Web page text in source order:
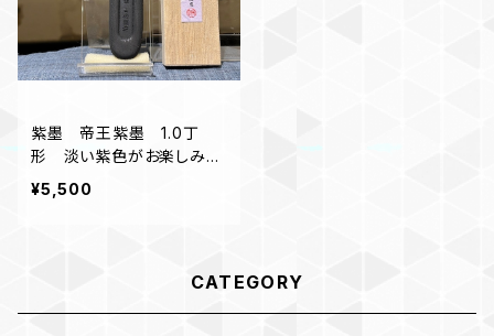
紫墨 帝王紫墨 1.0丁
形 淡い紫色がお楽しみい
ただけます
¥5,500
CATEGORY